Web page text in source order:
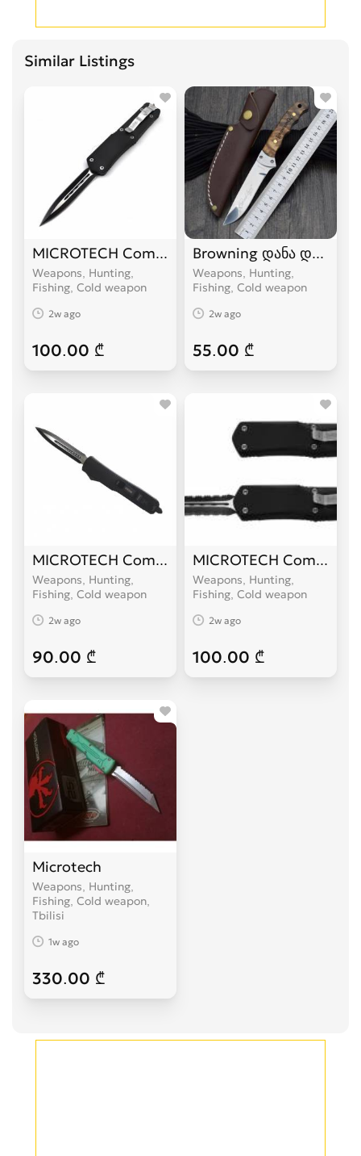
Similar Listings
MICROTECH Combat Troodon დანა დანები
Weapons, Hunting,
Fishing, Cold weapon
2w ago
100.00 ₾
Browning დანა დანები
Weapons, Hunting,
Fishing, Cold weapon
2w ago
55.00 ₾
MICROTECH Combat Troodon
Weapons, Hunting,
Fishing, Cold weapon
2w ago
90.00 ₾
MICROTECH Combat
Weapons, Hunting,
Fishing, Cold weapon
2w ago
100.00 ₾
Microtech
Weapons, Hunting,
Fishing, Cold weapon
Tbilisi
1w ago
330.00 ₾